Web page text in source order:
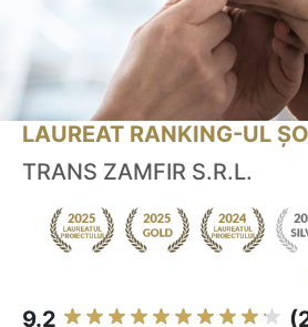
LAUREAT RANKING-UL
TRANS ZAMFIR S.R.L.
9.2